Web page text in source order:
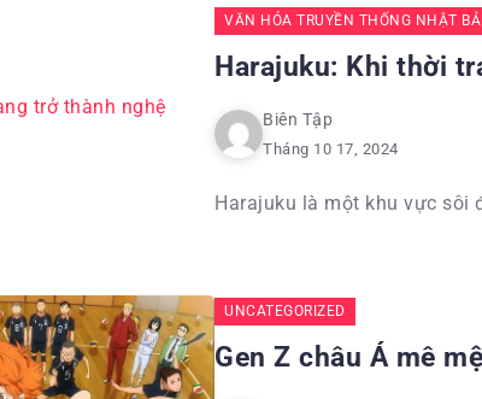
VĂN HÓA TRUYỀN THỐNG NHẬT
Harajuku: Khi thời
Biên Tập
Tháng 10 17, 2024
Harajuku là một khu vực sôi
UNCATEGORIZED
Gen Z châu Á mê